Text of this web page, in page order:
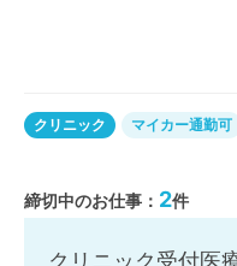
クリニック マイカー通勤可
締切中のお仕事： 2件
クリニック受付医